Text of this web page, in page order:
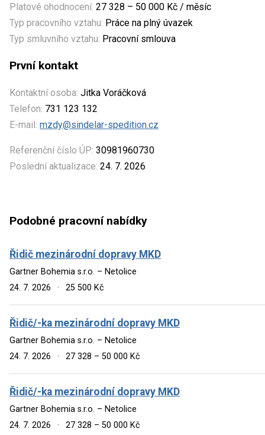
Platové ohodnocení: 27 328 – 50 000 Kč / měsíc
Typ pracovního vztahu: Práce na plný úvazek
Typ smluvního vztahu: Pracovní smlouva
První kontakt
Kontaktní osoba: Jitka Voráčková
Telefon: 731 123 132
E-mail: mzdy@sindelar-spedition.cz
Referenční číslo ÚP: 30981960730
Poslední aktualizace: 24. 7. 2026
Podobné pracovní nabídky
Řidič mezinárodní dopravy MKD
Gartner Bohemia s.r.o. – Netolice
24. 7. 2026
· 25 500 Kč
Řidič/-ka mezinárodní dopravy MKD
Gartner Bohemia s.r.o. – Netolice
24. 7. 2026
· 27 328 – 50 000 Kč
Řidič/-ka mezinárodní dopravy MKD
Gartner Bohemia s.r.o. – Netolice
24. 7. 2026
· 27 328 – 50 000 Kč